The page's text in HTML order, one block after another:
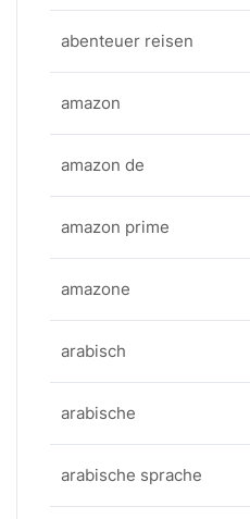
abenteuer reisen
amazon
amazon de
amazon prime
amazone
arabisch
arabische
arabische sprache